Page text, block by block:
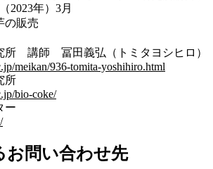
年）3月
の販売
所 講師 冨田義弘（トミタヨシヒロ）
meikan/936-tomita-yoshihiro.html
所
bio-coke/
ー
お問い合わせ先